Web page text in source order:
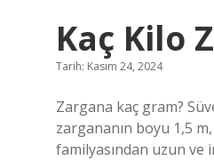
Kaç Kilo
Tarih: Kasım 24, 2024
Zargana kaç gram?
zargananın boyu 1,5
familyasından uzun ve